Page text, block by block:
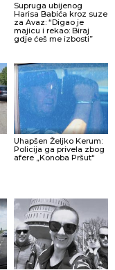
Supruga ubijenog
Harisa Babića kroz suze
za Avaz: “Digao je
majicu i rekao: Biraj
gdje ćeš me izbosti”
Uhapšen Željko Kerum:
Policija ga privela zbog
afere „Konoba Pršut“